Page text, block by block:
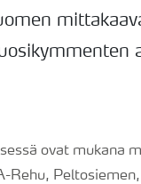
ovat mukana
Rehu,